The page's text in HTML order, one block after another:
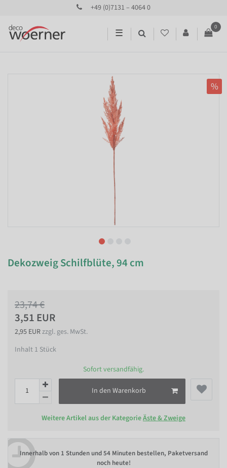
+49 (0)7131 – 4064 0
☰
0
%
Dekozweig Schilfblüte, 94 cm
23,74 €
3,51 EUR
2,95 EURzzgl. ges. MwSt.
Inhalt 1 Stück
Sofort versandfähig.
In den Warenkorb
Weitere Artikel aus der KategorieÄste & Zweige
Innerhalb von 1 Stunden und 54 Minuten bestellen, Paketversand
noch heute!